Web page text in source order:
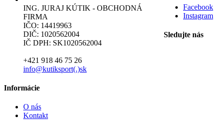
Facebook
Instagram
Sledujte nás
ING. JURAJ KÚTIK - OBCHODNÁ
FIRMA
IČO: 14419963
DIČ: 1020562004
IČ DPH: SK1020562004
+421 918 46 75 26
info@kutiksport(.)sk
Informácie
O nás
Kontakt